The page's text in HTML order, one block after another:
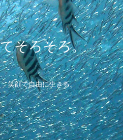
てそろそろ。
笑顔で自由に生きる。